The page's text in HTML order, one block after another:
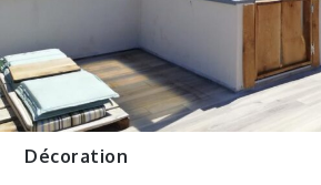
Décoration